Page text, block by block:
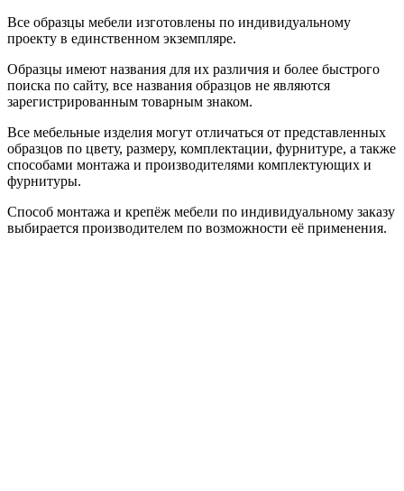
Все образцы мебели изготовлены по индивидуальному
проекту в единственном экземпляре.
Образцы имеют названия для их различия и более быстрого
поиска по сайту, все названия образцов не являются
зарегистрированным товарным знаком.
Все мебельные изделия могут отличаться от представленных
образцов по цвету, размеру, комплектации, фурнитуре, а также
способами монтажа и производителями комплектующих и
фурнитуры.
Способ монтажа и крепёж мебели по индивидуальному заказу
выбирается производителем по возможности её применения.